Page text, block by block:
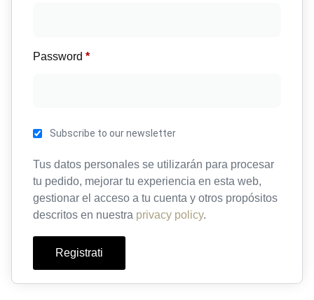
Password *
Subscribe to our newsletter
Tus datos personales se utilizarán para procesar
tu pedido, mejorar tu experiencia en esta web,
gestionar el acceso a tu cuenta y otros propósitos
descritos en nuestra privacy policy.
Registrati